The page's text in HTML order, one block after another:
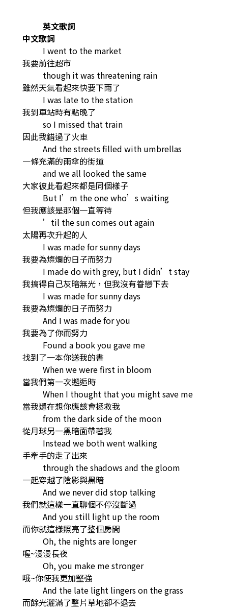
英文歌詞
中文歌詞
I went to the market
我要前往超市
though it was threatening rain
雖然天氣看起來快要下雨了
I was late to the station
我到車站時有點晚了
so I missed that train
因此我錯過了火車
And the streets filled with umbrellas
一條充滿的雨傘的街道
and we all looked the same
大家彼此看起來都是同個樣子
But I’m the one who’s waiting
但我應該是那個一直等待
’til the sun comes out again
太陽再次升起的人
I was made for sunny days
我要為燦爛的日子而努力
I made do with grey, but I didn’t stay
我搞得自己灰暗無光，但我沒有眷戀下去
I was made for sunny days
我要為燦爛的日子而努力
And I was made for you
我要為了你而努力
Found a book you gave me
找到了一本你送我的書
When we were first in bloom
當我們第一次邂逅時
When I thought that you might save me
當我還在想你應該會拯救我
from the dark side of the moon
從月球另一黑暗面帶著我
Instead we both went walking
手牽手的走了出來
through the shadows and the gloom
一起穿越了陰影與黑暗
And we never did stop talking
我們就這樣一直聊個不停沒斷過
And you still light up the room
而你就這樣照亮了整個房間
Oh, the nights are longer
喔~漫漫長夜
Oh, you make me stronger
哦~你使我更加堅強
And the late light lingers on the grass
而餘光灑滿了整片草地卻不退去